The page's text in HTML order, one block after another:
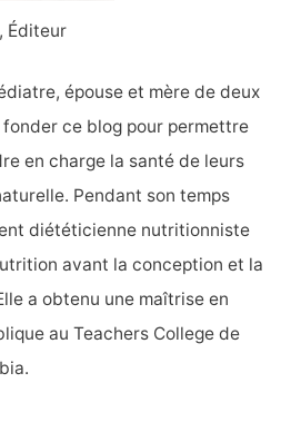
Éditeur
épouse et mère de deux
ce blog pour permettre
en charge la santé de leurs
Pendant son temps
diététicienne nutritionniste
avant la conception et la
a obtenu une maîtrise en
au Teachers College de